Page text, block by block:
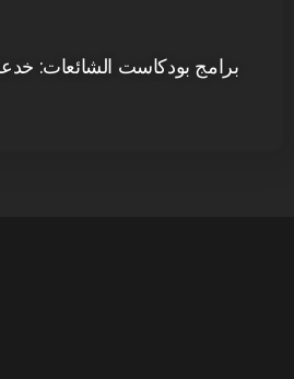
برامج بودكاست الشائعات: